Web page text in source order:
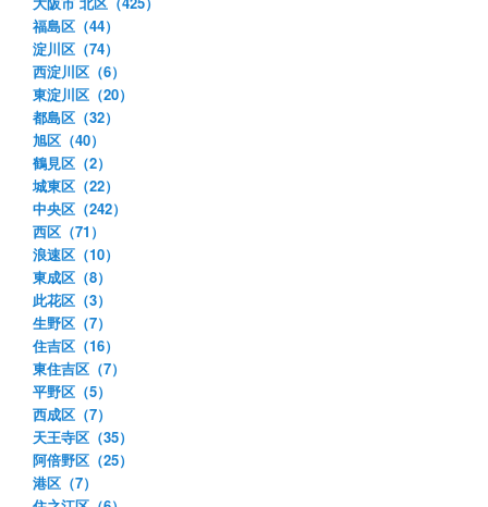
福島区（44）
淀川区（74）
西淀川区（6）
東淀川区（20）
都島区（32）
旭区（40）
鶴見区（2）
城東区（22）
中央区（242）
西区（71）
浪速区（10）
東成区（8）
此花区（3）
生野区（7）
住吉区（16）
東住吉区（7）
平野区（5）
西成区（7）
天王寺区（35）
阿倍野区（25）
港区（7）